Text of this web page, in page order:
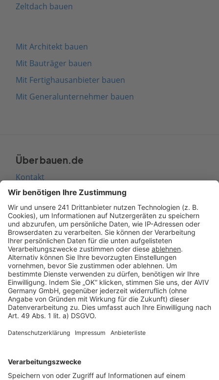
Zeltdach bauen
Mit Architekt bauen
Mit Bauträger bauen
Mit Fertighausanbieter bauen
Mit Generalunternehmer bauen
Über bauen.de
Kontakt
Seitenaufbau
Barrierefreiheit
Cookie Einstellungen
Rechtliches
AGB-Übersicht
Datenschutz
Impressum
Services
Bauprojekt-Quiz